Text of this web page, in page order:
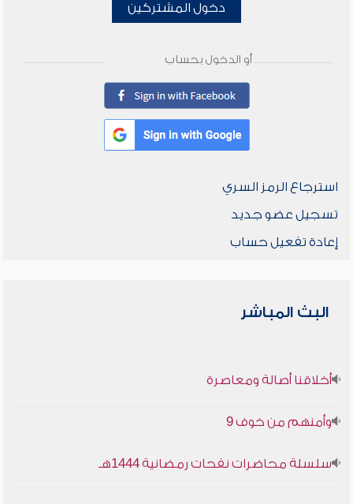
دخول المشتركين
أو الدخول بحساب
استرجاع الرمز السري
تسجيل عضو جديد
إعادة تفعيل حساب
البث المباشر
أخلاقنا أصالة ومعاصرة
وأمنهم من خوف 9
سلسلة محاضرات نفحات رمضانية 1444هـ